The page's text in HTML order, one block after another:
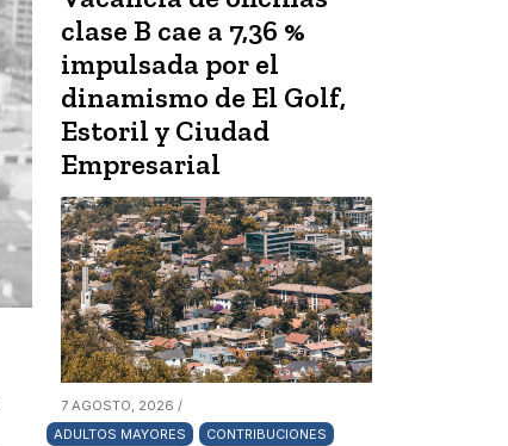
clase B cae a 7,36 %
impulsada por el
dinamismo de El Golf,
Estoril y Ciudad
Empresarial
7 AGOSTO, 2026 /
ADULTOS MAYORES
CONTRIBUCIONES